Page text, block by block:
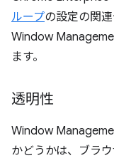
ループの設定の関
Window
ます。
透明性
Window
かどうかは、ブラ